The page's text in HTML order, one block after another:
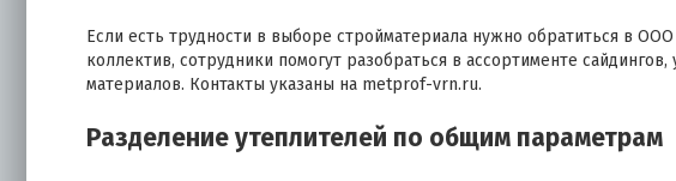
Если есть трудности в выборе стройматериала нужно обратиться в
коллектив, сотрудники помогут разобраться в ассортименте
материалов. Контакты указаны на metprof-vrn.ru.
Разделение утеплителей по общим параметрам